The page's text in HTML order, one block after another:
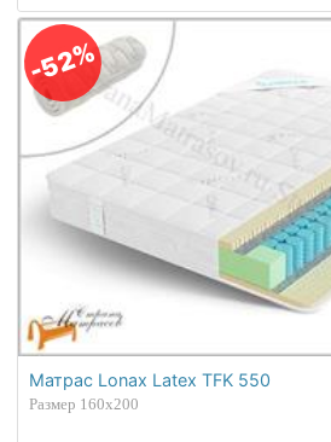
-52%
Матрас Lonax Latex TFK 550
Размер 160х200